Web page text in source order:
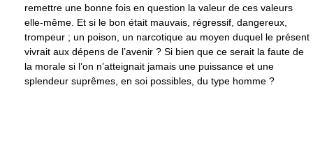
remettre une bonne fois en question la valeur de ces valeurs
elle-même. Et si le bon était mauvais, régressif, dangereux,
trompeur ; un poison, un narcotique au moyen duquel le présent
vivrait aux dépens de l’avenir ? Si bien que ce serait la faute de
la morale si l’on n’atteignait jamais une puissance et une
splendeur suprêmes, en soi possibles, du type homme ?